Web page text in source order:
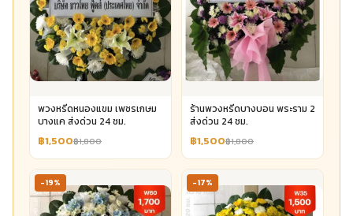
พวงหรีดหนองแขม เพชรเกษม
บางแค ส่งด่วน 24 ชม.
฿1,500฿1,800
ร้านพวงหรีดบางบอน พระราม 2
ส่งด่วน 24 ชม.
฿1,500฿1,800
-19% -17%